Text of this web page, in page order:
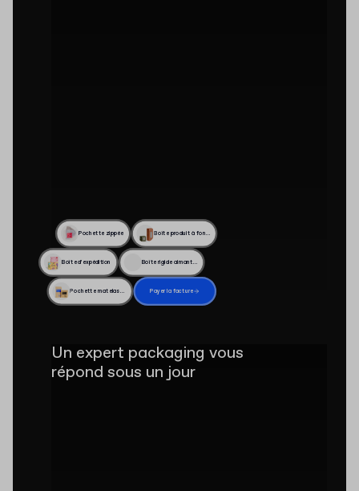
Pochette zippée Boîte produit à fond encliquetable
Boîte d’expédition Boîte rigide aimantée
Pochette matelassée écologique Payer la facture
Un expert packaging vous
répond sous un jour